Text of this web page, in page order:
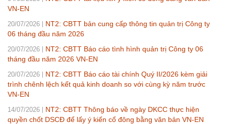
VN-EN
20/07/2026
NT2: CBTT bản cung cấp thông tin quản trị Công ty
06 tháng đầu năm 2026
20/07/2026
NT2: CBTT Báo cáo tình hình quản trị Công ty 06
tháng đầu năm 2026 VN-EN
20/07/2026
NT2: CBTT Báo cáo tài chính Quý II/2026 kèm giải
trình chênh lệch kết quả kinh doanh so với cùng kỳ năm trước
VN-EN
14/07/2026
NT2: CBTT Thông báo về ngày DKCC thực hiện
quyền chốt DSCĐ để lấy ý kiến cổ đông bằng văn bản VN-EN